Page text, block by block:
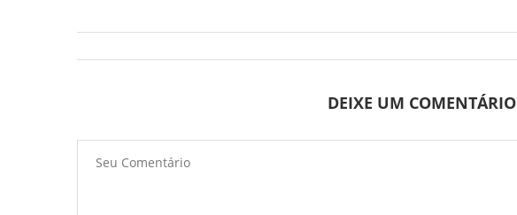
DEIXE UM COMENTÁRIO